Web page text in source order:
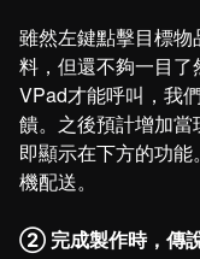
雖然左鍵點擊目標
料，但還不夠一目
VPad才能呼叫，我
饋。之後預計增加
即顯示在下方的功
機配送。
② 完成製作時，傳